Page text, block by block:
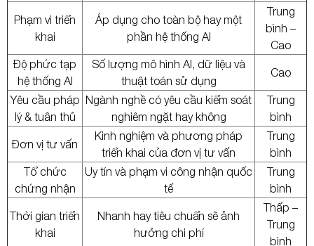
Phạm vi triển
khai
Áp dụng cho toàn bộ hay một
phần hệ thống AI
Trung
bình –
Cao
Độ phức tạp
hệ thống AI
Số lượng mô hình AI, dữ liệu và
thuật toán sử dụng
Cao
Yêu cầu pháp
lý & tuân thủ
Ngành nghề có yêu cầu kiểm soát
nghiêm ngặt hay không
Trung
bình
Đơn vị tư vấn
Kinh nghiệm và phương pháp
triển khai của đơn vị tư vấn
Trung
bình
Tổ chức
chứng nhận
Uy tín và phạm vi công nhận quốc
tế
Trung
bình
Thời gian triển
khai
Nhanh hay tiêu chuẩn sẽ ảnh
hưởng chi phí
Thấp –
Trung
bình